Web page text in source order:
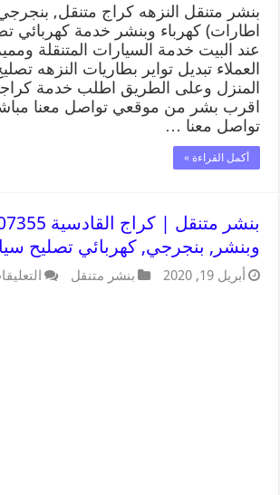
بنشر متنقل النزهه كراج متنقل, بنجرجي
اطارات) كهرباء وبنشر خدمة كهربائي
عند البيت خدمة السيارات المتنقلة
العملاء تبديل تواير بطاريات النزهه
المنزل وعلى الطريق اطلب خدمة
تواصل معنا …
أكمل القراءة »
وبنشر, بنجرجي, كهربائي تصليح
أبريل 19, 2020 بنشر متنقل